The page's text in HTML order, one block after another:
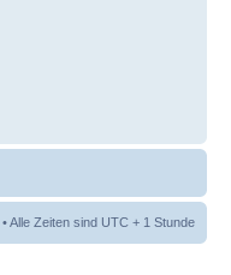
• Alle Zeiten sind UTC + 1 Stunde